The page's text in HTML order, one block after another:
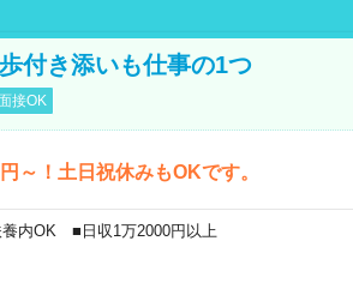
付き添いも仕事の1つ
接OK
！土日祝休みもOKです。
内OK ■日収1万2000円以上